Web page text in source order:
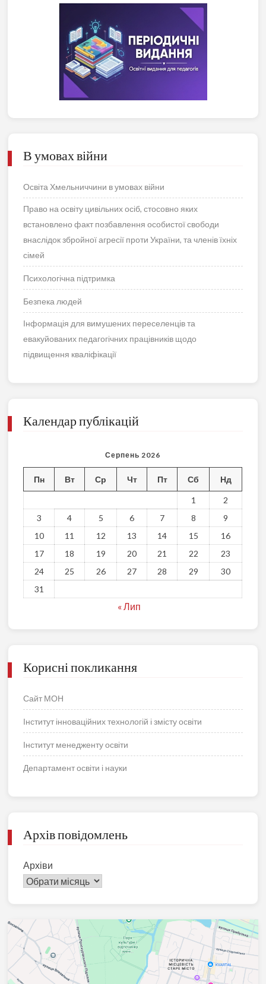
В умовах війни
Освіта Хмельниччини в умовах війни
Право на освіту цивільних осіб, стосовно яких
встановлено факт позбавлення особистої свободи
внаслідок збройної агресії проти України, та членів їхніх
сімей
Психологічна підтримка
Безпека людей
Інформація для вимушених переселенців та
евакуйованих педагогічних працівників щодо
підвищення кваліфікації
Календар публікацій
Серпень 2026
Пн Вт Ср Чт Пт Сб Нд
1
2
3
4 5 6 7 8
9
10
11 12 13 14 15
16
17
18 19 20 21 22
23
24
25 26 27 28 29
30
31
« Лип
Корисні покликання
Сайт МОН
Інститут інноваційних технологій і змісту освіти
Інститут менедженту освіти
Департамент освіти і науки
Архів повідомлень
Архіви